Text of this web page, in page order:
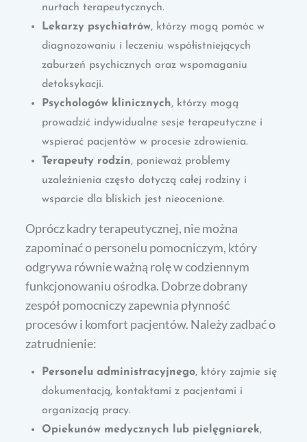
nurtach terapeutycznych.
Lekarzy psychiatrów, którzy mogą pomóc w
diagnozowaniu i leczeniu współistniejących
zaburzeń psychicznych oraz wspomaganiu
detoksykacji.
Psychologów klinicznych, którzy mogą
prowadzić indywidualne sesje terapeutyczne i
wspierać pacjentów w procesie zdrowienia.
Terapeuty rodzin, ponieważ problemy
uzależnienia często dotyczą całej rodziny i
wsparcie dla bliskich jest nieocenione.
Oprócz kadry terapeutycznej, nie można
zapominać o personelu pomocniczym, który
odgrywa równie ważną rolę w codziennym
funkcjonowaniu ośrodka. Dobrze dobrany
zespół pomocniczy zapewnia płynność
procesów i komfort pacjentów. Należy zadbać o
zatrudnienie:
Personelu administracyjnego, który zajmie się
dokumentacją, kontaktami z pacjentami i
organizacją pracy.
Opiekunów medycznych lub pielęgniarek,